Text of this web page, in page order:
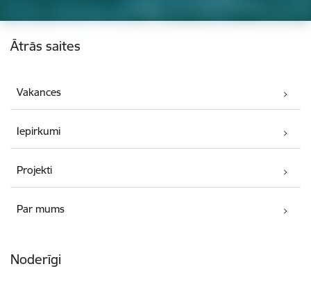
Kājene
Ātrās saites
Vakances
Iepirkumi
Projekti
Par mums
Noderīgi